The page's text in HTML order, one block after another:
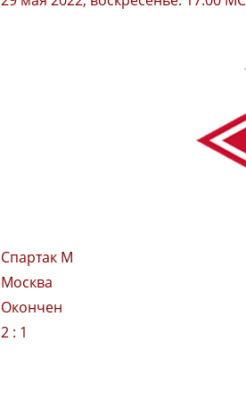
Спартак М
Москва
Окончен
2 : 1